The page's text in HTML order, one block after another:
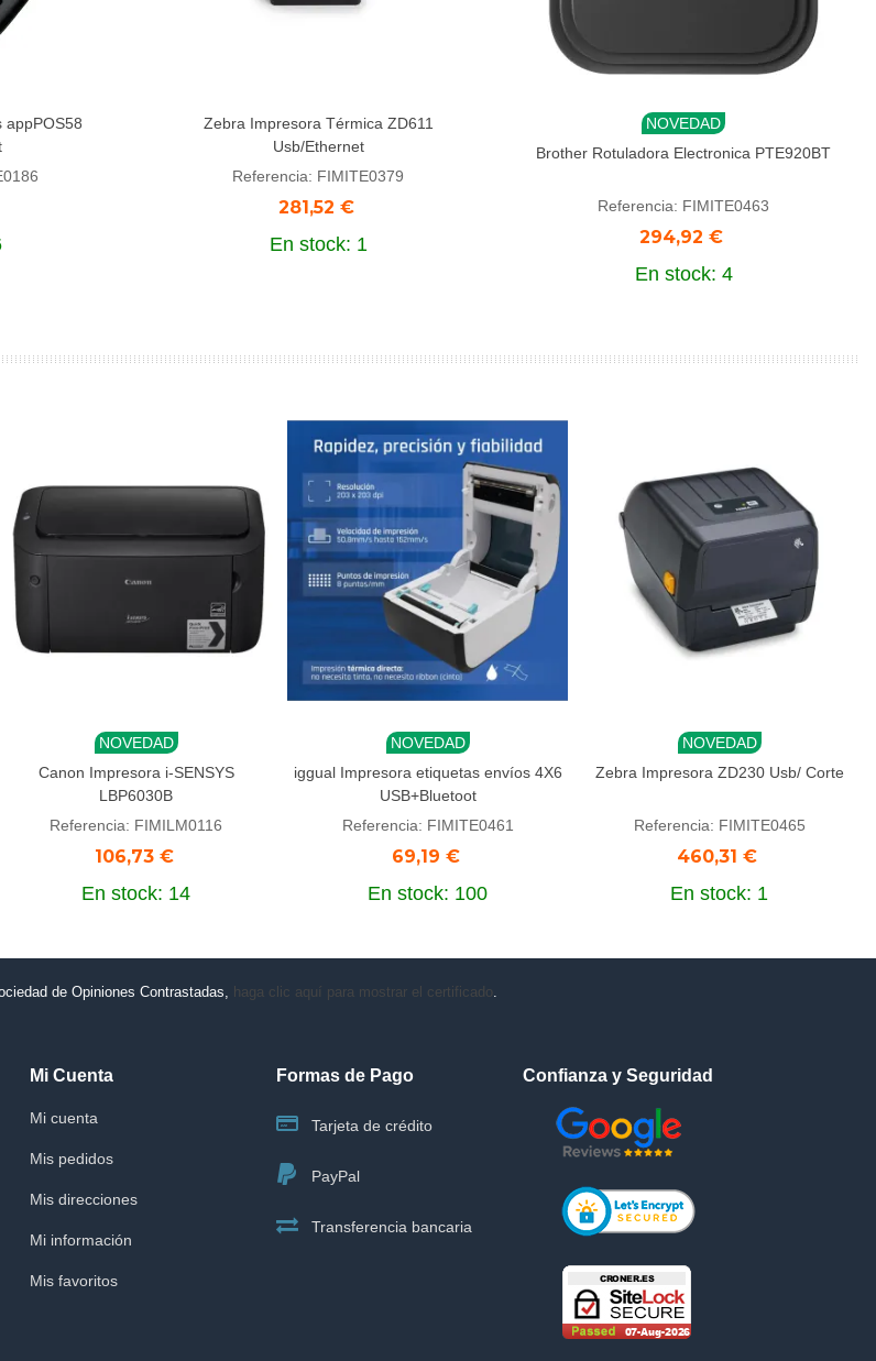
appPOS58
Añadir al carrito
Zebra Impresora Térmica ZD611
Usb/Ethernet
Referencia: FIMITE0379
281,52 €
En stock: 1
Añadir al carrito
NOVEDAD
Brother Rotuladora Electronica PTE920BT
Referencia: FIMITE0463
294,92 €
En stock: 4
Añadir al carrito
NOVEDAD
Canon Impresora i-SENSYS
LBP6030B
Referencia: FIMILM0116
106,73 €
En stock: 14
Añadir al carrito
NOVEDAD
iggual Impresora etiquetas envíos 4X6
USB+Bluetoot
Referencia: FIMITE0461
69,19 €
En stock: 100
Añadir al carrito
NOVEDAD
Zebra Impresora ZD230 Usb/ Corte
Referencia: FIMITE0465
460,31 €
En stock: 1
de Opiniones Contrastadas, haga clic aquí para mostrar el certificado
Mi Cuenta
Mi cuenta
Mis pedidos
Mis direcciones
Mi información
Mis favoritos
Formas de Pago
Tarjeta de crédito
PayPal
Transferencia bancaria
Confianza y Seguridad